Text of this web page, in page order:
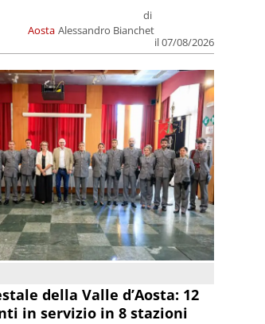
Aosta
di
Alessandro Bianchet
il 07/08/2026
della Valle d’Aosta: 12
in servizio in 8 stazioni